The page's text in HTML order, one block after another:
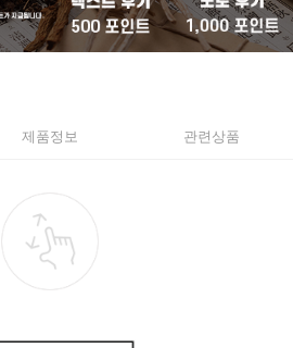
제품정보 관련상품